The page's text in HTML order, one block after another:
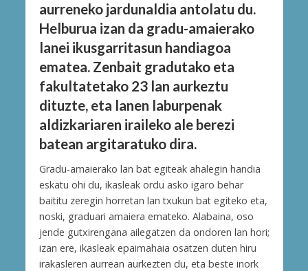
aurreneko jardunaldia antolatu du.
Helburua izan da gradu-amaierako
lanei ikusgarritasun handiagoa
ematea. Zenbait gradutako eta
fakultatetako 23 lan aurkeztu
dituzte, eta lanen laburpenak
aldizkariaren iraileko ale berezi
batean argitaratuko dira.
Gradu-amaierako lan bat egiteak ahalegin handia
eskatu ohi du, ikasleak ordu asko igaro behar
baititu zeregin horretan lan txukun bat egiteko eta,
noski, graduari amaiera emateko. Alabaina, oso
jende gutxirengana ailegatzen da ondoren lan hori;
izan ere, ikasleak epaimahaia osatzen duten hiru
irakasleren aurrean aurkezten du, eta beste inork